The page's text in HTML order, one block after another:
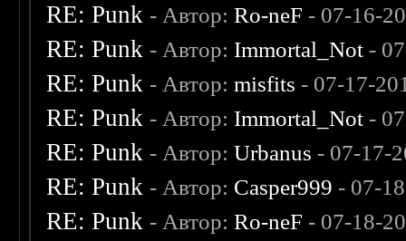
RE: Punk - Автор:Ro-neF - 07-16-
RE: Punk - Автор: Immortal_Not -
RE: Punk - Автор:misfits - 07-17-
RE: Punk - Автор: Immortal_Not -
RE: Punk - Автор:Urbanus - 07-17-
RE: Punk - Автор: Casper999 - 07-
RE: Punk - Автор:Ro-neF - 07-18-